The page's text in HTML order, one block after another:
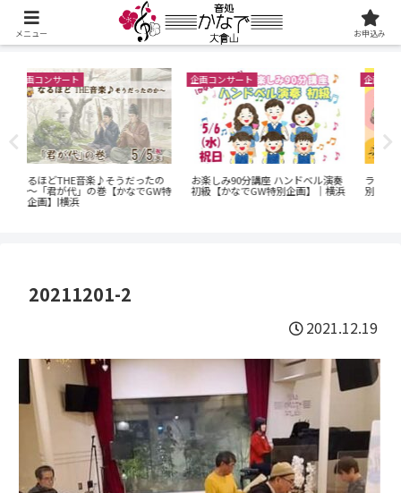
ドベル演奏
企画】｜横浜
企画コンサート
ランチ会+日本昔話【かなでGW特
別企画】|横浜
企画コンサート
『SUPERオープンステージ』【
なでGW特別企画】|横浜
20211201-2
2021.12.19
メニュー お申込み